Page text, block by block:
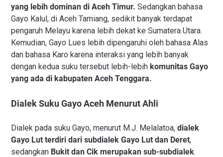
yang lebih dominan di Aceh Timur. Sedangkan bahasa
Gayo Kalul, di Aceh Tamiang, sedikit banyak terdapat
pengaruh Melayu karena lebih dekat ke Sumatera Utara.
Kemudian, Gayo Lues lebih dipengaruhi oleh bahasa Alas
dan bahasa Karo karena interaksi yang lebih banyak
dengan kedua suku tersebut lebih-lebih komunitas Gayo
yang ada di kabupaten Aceh Tenggara.
Dialek Suku Gayo Aceh Menurut Ahli
Dialek pada suku Gayo, menurut M.J. Melalatoa, dialek
Gayo Lut terdiri dari subdialek Gayo Lut dan Deret,
sedangkan Bukit dan Cik merupakan sub-subdialek.